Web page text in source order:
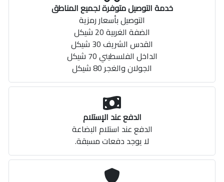
خدمة التوصيل متوفرة لجميع المناطق
التوصيل بأسعار رمزية
الضفة الغربية 20 شيكل
القدس الشريف 30 شيكل
الداخل الفلسطيني 70 شيكل
الجولان والغجر 80 شيكل
الدفع عند الإستلام
الدفع عند استلام البضاعة
لا يوجد دفعات مسبقة.